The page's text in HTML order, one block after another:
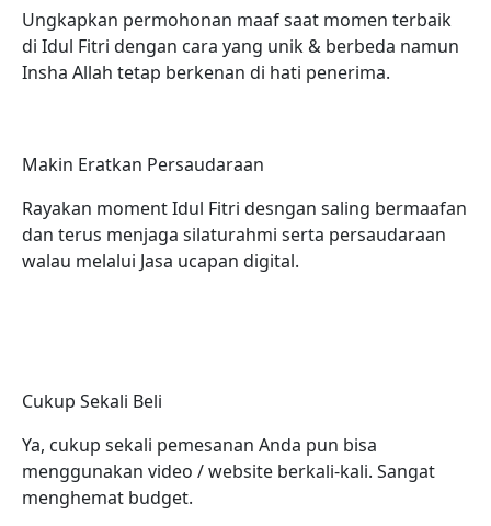
Ungkapkan permohonan maaf saat momen terbaik
di Idul Fitri dengan cara yang unik & berbeda namun
Insha Allah tetap berkenan di hati penerima.
Makin Eratkan Persaudaraan
Rayakan moment Idul Fitri desngan saling bermaafan
dan terus menjaga silaturahmi serta persaudaraan
walau melalui Jasa ucapan digital.
Cukup Sekali Beli
Ya, cukup sekali pemesanan Anda pun bisa
menggunakan video / website berkali-kali. Sangat
menghemat budget.